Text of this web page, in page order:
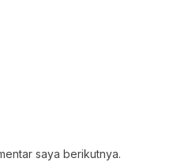
saya berikutnya.